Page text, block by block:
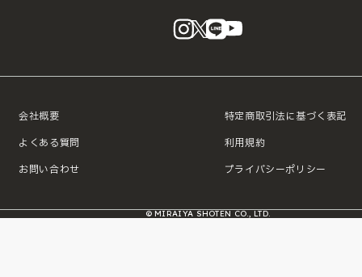
instagram
X LINE
会社概要
よくある質問
お問い合わせ
特定商取引法に基づく表記
利用規約
プライバシーポリシー
© MIRAIYA SHOTEN CO., LTD.